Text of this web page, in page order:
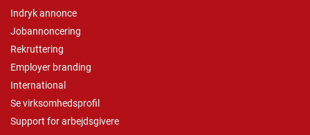
Indryk annonce
Jobannoncering
Rekruttering
Employer branding
International
Se virksomhedsprofil
Support for arbejdsgivere